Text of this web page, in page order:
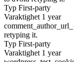
Typ First-party
Varaktighet 1 year
retyping it.
Typ First-party
Varaktighet 1 year